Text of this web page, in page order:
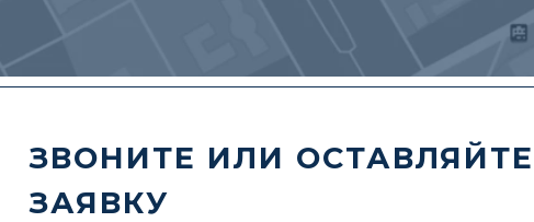
ЗВОНИТЕ ИЛИ ОСТАВЛЯЙТЕ
ЗАЯВКУ